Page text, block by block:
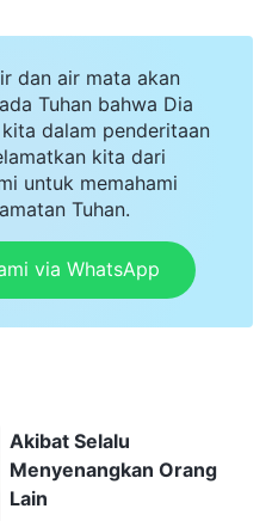
lebih baik aku tidak
pemimpin tingkat
akhir saat gereja
orang. Aku tidak
ini, aku pun
kutulis.
gelisah. Aku jelas
Li Jing hanyalah
dia tidak memenuhi
tetapi aku bahkan
dan air mata akan
Tuhan bahwa Dia
dalam penderitaan
kita dari
untuk memahami
Tuhan.
via WhatsApp
Akibat Selalu
Menyenangkan Orang
Lain